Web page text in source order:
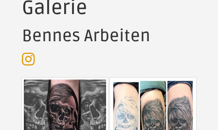
Galerie
Bennes Arbeiten